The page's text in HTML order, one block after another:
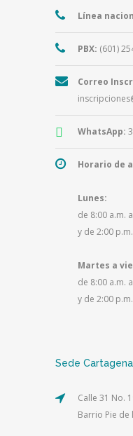
Línea
PBX: (601)
Correo
WhatsApp:
Horario de
Lunes:
de 8:00 a.m.
y de 2:00
Martes a
de 8:00 a.m.
y de 2:00
Sede Cartagena
Calle 31 No.
Barrio Pie de